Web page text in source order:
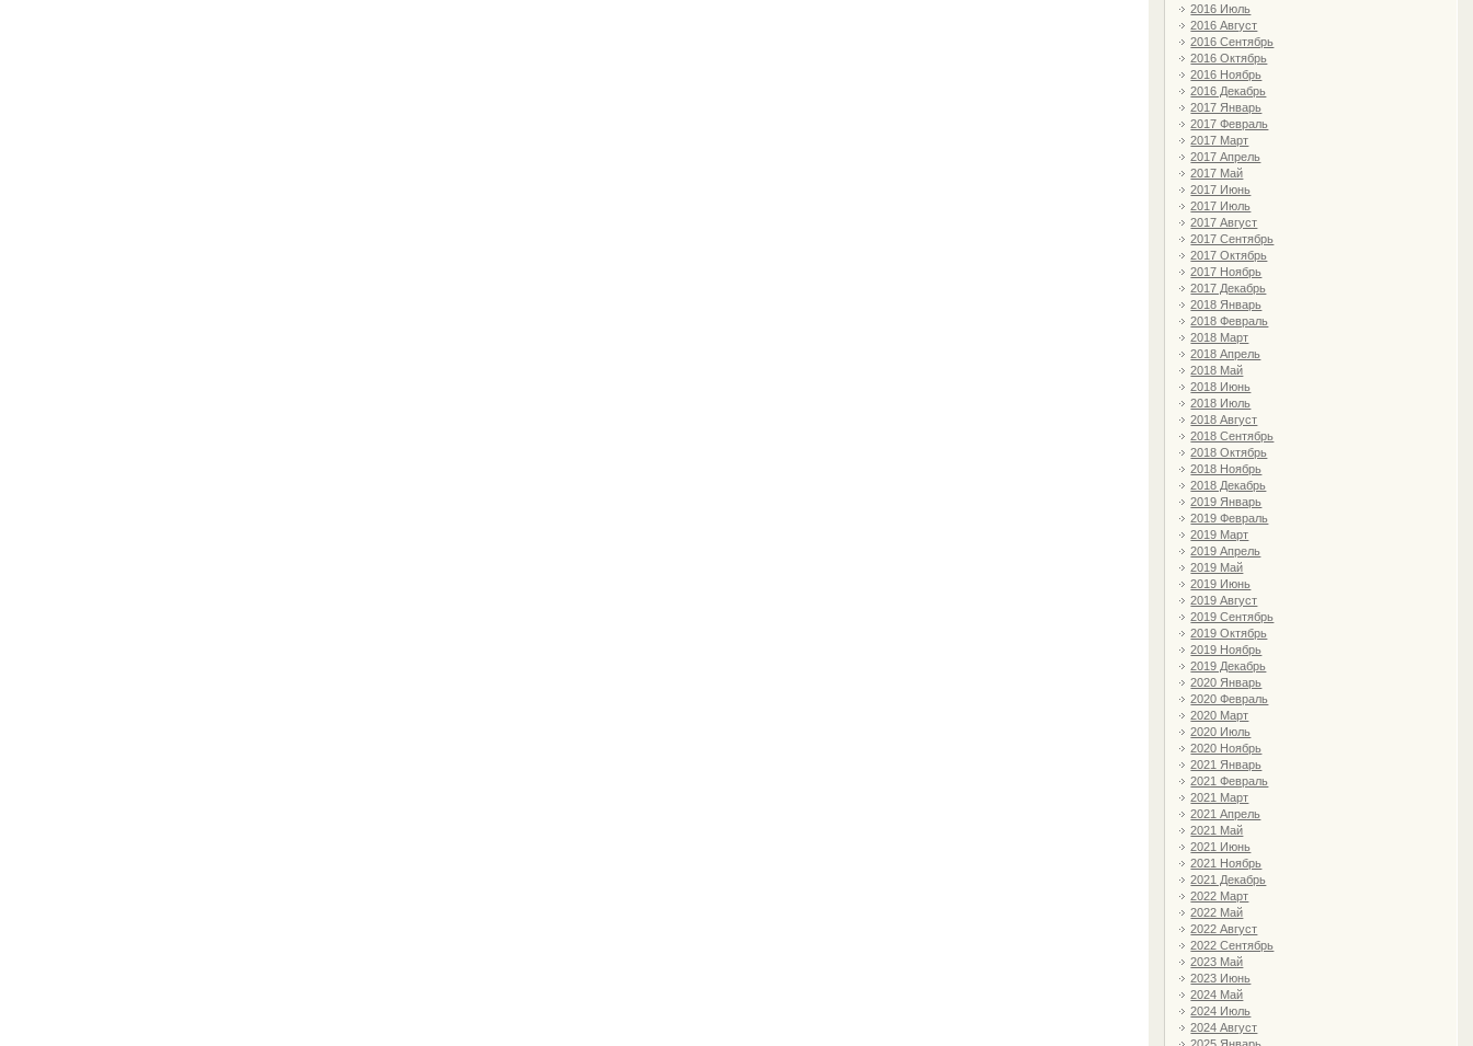
2016 Июль
2016 Август
2016 Сентябрь
2016 Октябрь
2016 Ноябрь
2016 Декабрь
2017 Январь
2017 Февраль
2017 Март
2017 Апрель
2017 Май
2017 Июнь
2017 Июль
2017 Август
2017 Сентябрь
2017 Октябрь
2017 Ноябрь
2017 Декабрь
2018 Январь
2018 Февраль
2018 Март
2018 Апрель
2018 Май
2018 Июнь
2018 Июль
2018 Август
2018 Сентябрь
2018 Октябрь
2018 Ноябрь
2018 Декабрь
2019 Январь
2019 Февраль
2019 Март
2019 Апрель
2019 Май
2019 Июнь
2019 Август
2019 Сентябрь
2019 Октябрь
2019 Ноябрь
2019 Декабрь
2020 Январь
2020 Февраль
2020 Март
2020 Июль
2020 Ноябрь
2021 Январь
2021 Февраль
2021 Март
2021 Апрель
2021 Май
2021 Июнь
2021 Ноябрь
2021 Декабрь
2022 Март
2022 Май
2022 Август
2022 Сентябрь
2023 Май
2023 Июнь
2024 Май
2024 Июль
2024 Август